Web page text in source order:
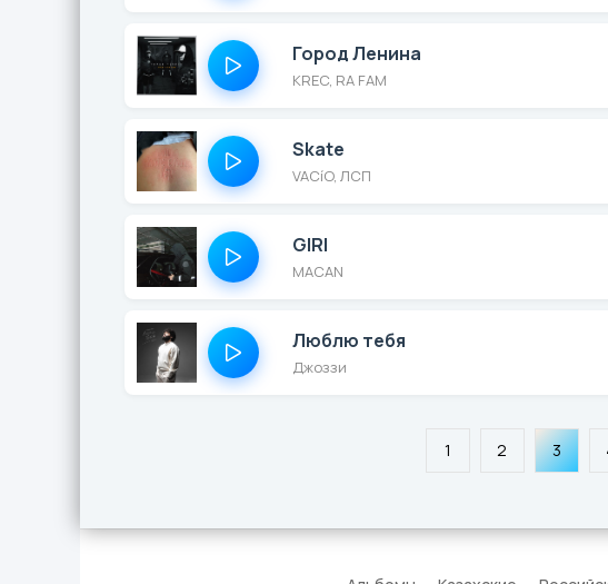
Город Ленина
KREC, RA FAM
Skate
VACíO, ЛСП
GIRI
MACAN
Люблю тебя
Джоззи
1 2 3